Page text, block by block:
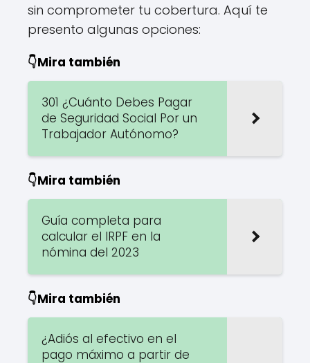
sin comprometer tu cobertura. Aquí te
presento algunas opciones:
👇Mira también
301 ¿Cuánto Debes Pagar
de Seguridad Social Por un
Trabajador Autónomo?
👇Mira también
Guía completa para
calcular el IRPF en la
nómina del 2023
👇Mira también
¿Adiós al efectivo en el
pago máximo a partir de